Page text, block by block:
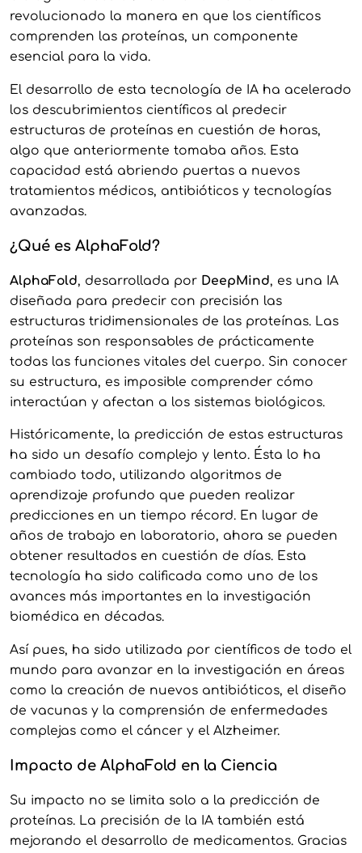
revolucionado la manera en que los científicos
comprenden las proteínas, un componente
esencial para la vida.
El desarrollo de esta tecnología de IA ha acelerado
los descubrimientos científicos al predecir
estructuras de proteínas en cuestión de horas,
algo que anteriormente tomaba años. Esta
capacidad está abriendo puertas a nuevos
tratamientos médicos, antibióticos y tecnologías
avanzadas.
¿Qué es AlphaFold?
AlphaFold, desarrollada por DeepMind, es una IA
diseñada para predecir con precisión las
estructuras tridimensionales de las proteínas. Las
proteínas son responsables de prácticamente
todas las funciones vitales del cuerpo. Sin conocer
su estructura, es imposible comprender cómo
interactúan y afectan a los sistemas biológicos.
Históricamente, la predicción de estas estructuras
ha sido un desafío complejo y lento. Ésta lo ha
cambiado todo, utilizando algoritmos de
aprendizaje profundo que pueden realizar
predicciones en un tiempo récord. En lugar de
años de trabajo en laboratorio, ahora se pueden
obtener resultados en cuestión de días. Esta
tecnología ha sido calificada como uno de los
avances más importantes en la investigación
biomédica en décadas.
Así pues, ha sido utilizada por científicos de todo el
mundo para avanzar en la investigación en áreas
como la creación de nuevos antibióticos, el diseño
de vacunas y la comprensión de enfermedades
complejas como el cáncer y el Alzheimer.
Impacto de AlphaFold en la Ciencia
Su impacto no se limita solo a la predicción de
proteínas. La precisión de la IA también está
mejorando el desarrollo de medicamentos. Gracias